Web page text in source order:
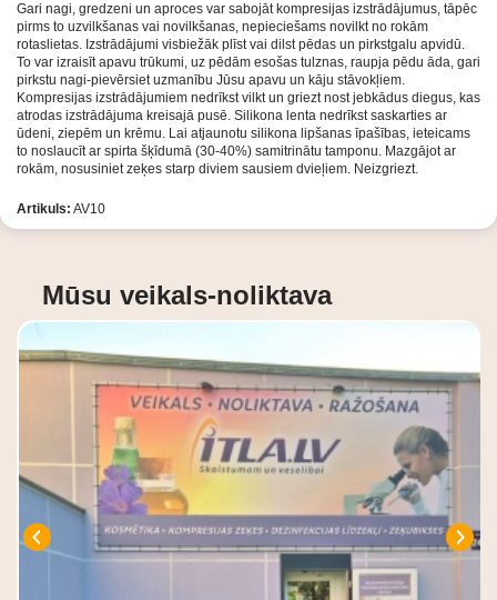
Gari nagi, gredzeni un aproces var sabojāt kompresijas izstrādājumus, tāpēc
pirms to uzvilkšanas vai novilkšanas, nepieciešams novilkt no rokām
rotaslietas. Izstrādājumi visbiežāk plīst vai dilst pēdas un pirkstgalu apvidū.
To var izraisīt apavu trūkumi, uz pēdām esošas tulznas, raupja pēdu āda, gari
pirkstu nagi-pievērsiet uzmanību Jūsu apavu un kāju stāvokļiem.
Kompresijas izstrādājumiem nedrīkst vilkt un griezt nost jebkādus diegus, kas
atrodas izstrādājuma kreisajā pusē. Silikona lenta nedrīkst saskarties ar
ūdeni, ziepēm un krēmu. Lai atjaunotu silikona lipšanas īpašības, ieteicams
to noslaucīt ar spirta šķīdumā (30-40%) samitrinātu tamponu. Mazgājot ar
rokām, nosusiniet zeķes starp diviem sausiem dvieļiem. Neizgriezt.
Artikuls: AV10
Mūsu veikals-noliktava